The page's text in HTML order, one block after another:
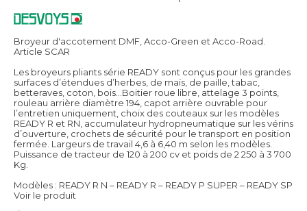
Broyeur d'accotement DMF, Acco-Green et Acco-Road.
Article SCAR
Les broyeurs pliants série READY sont conçus pour les grandes
surfaces d’étendues d’herbes, de maïs, de paille, tabac,
betteraves, coton, bois…Boitier roue libre, attelage 3 points,
rouleau arrière diamètre 194, capot arrière ouvrable pour
l’entretien uniquement, choix des couteaux sur les modèles
READY R et RN, accumulateur hydropneumatique sur les vérins
d’ouverture, crochets de sécurité pour le transport en position
fermée. Largeurs de travail 4,6 à 6,40 m selon les modèles.
Puissance de tracteur de 120 à 200 cv et poids de 2 250 à 3 700
Kg.
Modèles : READY R N – READY R – READY P SUPER – READY SP
Voir le produit